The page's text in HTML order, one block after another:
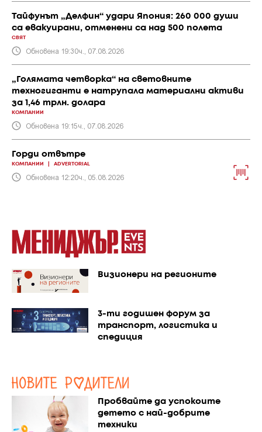
Тайфунът „Делфин“ удари Япония: 260 000 души
са евакуирани, отменени са над 500 полета
СВЯТ
Обновена 19:30ч., 07.08.2026
„Голямата четворка“ на световните
техногиганти е натрупала материални активи
за 1,46 трлн. долара
КОМПАНИИ
Обновена 19:15ч., 07.08.2026
Горди отвътре
КОМПАНИИ ADVERTORIAL
Обновена 12:20ч., 05.08.2026
Визионери на регионите
3-ти годишен форум за
транспорт, логистика и
спедиция
Пробвайте да успокоите
детето с най-добрите
техники